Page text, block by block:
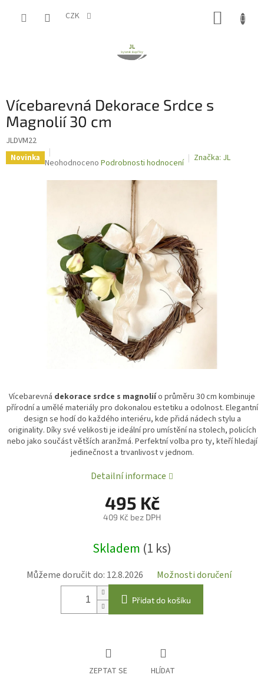
CZK
Vícebarevná Dekorace Srdce s
Magnolií 30 cm
JLDVM22
Novinka Průměrné
hvězdiček.
Neohodnoceno Podrobnosti hodnocení Značka: JL
495 Kč
409 Kč bez DPH
cena:
Skladem (1 ks)
Můžeme doručit do: 12.8.2026 Možnosti doručení
Přidat do košíku
Vícebarevná dekorace srdce s magnoliío průměru 30 cm kombinuje
přírodní a umělé materiály pro dokonalou estetiku a odolnost. Elegantní
design se hodí do každého interiéru, kde přidá nádech stylu a
originality. Díky své velikosti je ideální pro umístění na stolech, policích
nebo jako součást větších aranžmá. Perfektní volba pro ty, kteří hledají
jedinečnost a trvanlivost v jednom.
Detailní informace
ZEPTAT SE HLÍDAT